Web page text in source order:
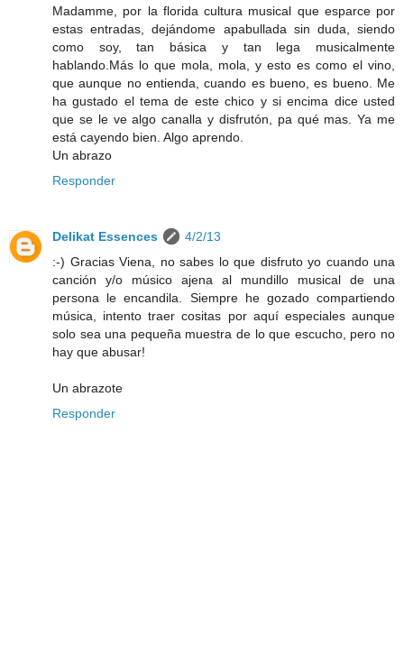
Madamme, por la florida cultura musical que esparce por
estas entradas, dejándome apabullada sin duda, siendo
como soy, tan básica y tan lega musicalmente
hablando.Más lo que mola, mola, y esto es como el vino,
que aunque no entienda, cuando es bueno, es bueno. Me
ha gustado el tema de este chico y si encima dice usted
que se le ve algo canalla y disfrutón, pa qué mas. Ya me
está cayendo bien. Algo aprendo.
Un abrazo
Responder
Delikat Essences
4/2/13
:-) Gracias Viena, no sabes lo que disfruto yo cuando una
canción y/o músico ajena al mundillo musical de una
persona le encandila. Siempre he gozado compartiendo
música, intento traer cositas por aquí especiales aunque
solo sea una pequeña muestra de lo que escucho, pero no
hay que abusar!
Un abrazote
Responder